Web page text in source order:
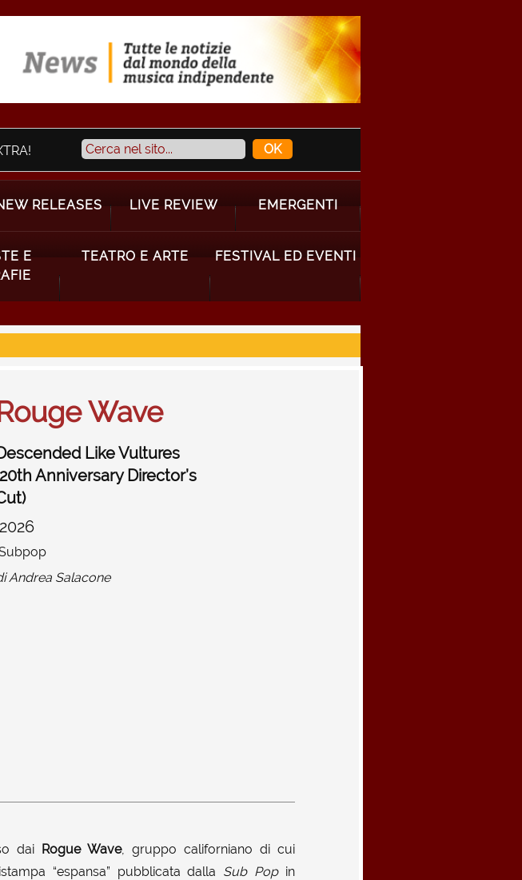
RELEASES LIVE REVIEW EMERGENTI
E
TEATRO E ARTE FESTIVAL ED EVENTI
Wave
Like Vultures
Anniversary Director’s
2026
Andrea Salacone
dai Rogue Wave, gruppo californiano di cui
“espansa” pubblicata dalla Sub Popin